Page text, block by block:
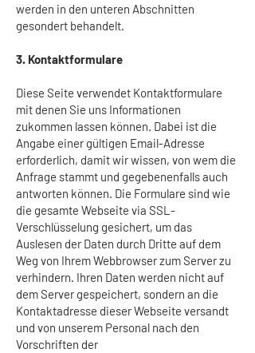
werden in den unteren Abschnitten
gesondert behandelt.
3. Kontaktformulare
Diese Seite verwendet Kontaktformulare
mit denen Sie uns Informationen
zukommen lassen können. Dabei ist die
Angabe einer gültigen Email-Adresse
erforderlich, damit wir wissen, von wem die
Anfrage stammt und gegebenenfalls auch
antworten können. Die Formulare sind wie
die gesamte Webseite via SSL-
Verschlüsselung gesichert, um das
Auslesen der Daten durch Dritte auf dem
Weg von Ihrem Webbrowser zum Server zu
verhindern. Ihren Daten werden nicht auf
dem Server gespeichert, sondern an die
Kontaktadresse dieser Webseite versandt
und von unserem Personal nach den
Vorschriften der